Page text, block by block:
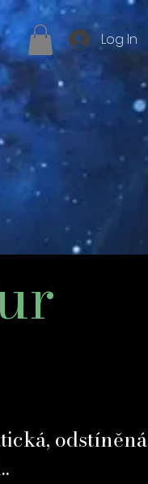
Log In
odstíněná